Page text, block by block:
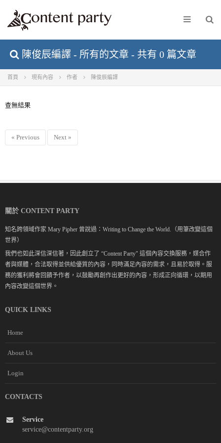
陳俊辰編譯 - 所有的文章 - 共有 0 篇文章
首頁 現有內容 作者 陳俊辰編譯
查無結果
« Previous Next »
關於 CONTENT PARTY
知名跨領域作家 Mary Pipher 曾說過：Writing to Change the World.（用筆改變這個
世界）
我們也如此深信深信著，因此創立了 “Content Party" 這個內容交換服務，媒合作
者與媒體，合法取得並供給優質的內容，同時滿足內容的需求，且易於取得。服
務的獲利將會回饋予作者，以鼓勵再創作出更好的內容，形成正向循環，以期用
內容改變這個世界。
QUICK LINKS
Home
About Us
Login
CONTACTS
Service
service@contentparty.org